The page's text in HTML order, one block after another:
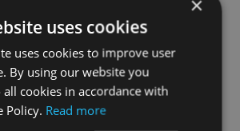
×
uses cookies
uses cookies to improve user
By using our website you
all cookies in accordance with
Policy. Read more